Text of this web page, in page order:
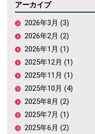
アーカイブ
2026年3月 (3)
2026年2月 (2)
2026年1月 (1)
2025年12月 (1)
2025年11月 (1)
2025年10月 (4)
2025年8月 (2)
2025年7月 (1)
2025年6月 (2)